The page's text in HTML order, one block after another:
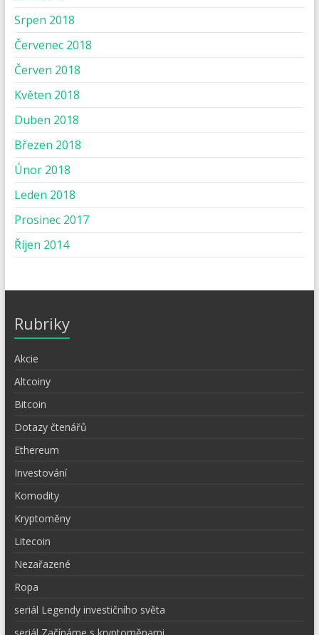
Srpen 2018
Červenec 2018
Červen 2018
Květen 2018
Duben 2018
Březen 2018
Únor 2018
Leden 2018
Prosinec 2017
Říjen 2014
Rubriky
Akcie
Altcoiny
Bitcoin
Dotazy čtenářů
Ethereum
Investování
Komodity
Kryptoměny
Litecoin
Nezařazené
Ropa
seriál Legendy investičního světa